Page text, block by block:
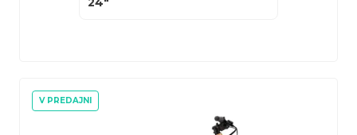
V PREDAJNI